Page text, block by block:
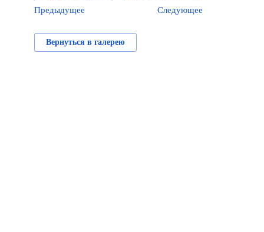
Предыдущее Следующее
Вернуться в галерею